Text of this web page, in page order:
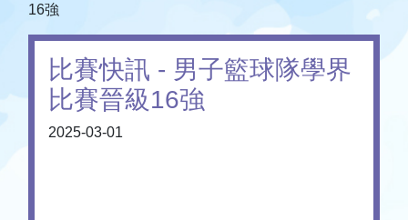
16強
比賽快訊 - 男子籃球隊學界
比賽晉級16強
2025-03-01